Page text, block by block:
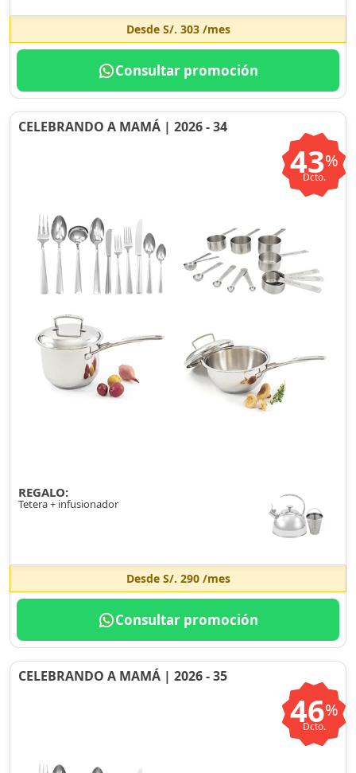
Desde S/. 303/mes
Consultar promoción
CELEBRANDO A MAMÁ | 2026 - 34
43%
Dcto.
REGALO:
Tetera + infusionador
Desde S/. 290/mes
Consultar promoción
CELEBRANDO A MAMÁ | 2026 - 35
46%
Dcto.